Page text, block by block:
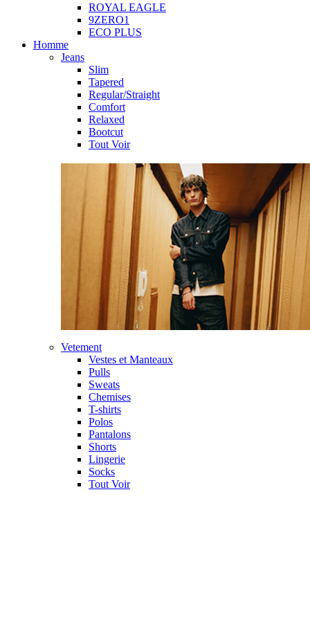
ROYAL EAGLE
9ZERO1
ECO PLUS
Homme
Jeans
Slim
Tapered
Regular/Straight
Comfort
Relaxed
Bootcut
Tout Voir
Vetement
Vestes et Manteaux
Pulls
Sweats
Chemises
T-shirts
Polos
Pantalons
Shorts
Lingerie
Socks
Tout Voir